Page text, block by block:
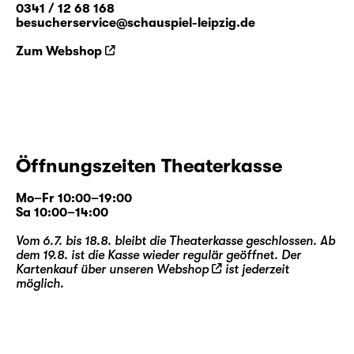
übernehmenFalk Rößler
Prüfbegehung der agra-
Landwirtschaftsausstellung 1981“.Hubert
Wild
Schauspiel Leipzig als Sänger und
und „Die Rättin“), zudem inszenierte er
„Cabaret“ und „Lazarus“. Die
Choreographin
0341 / 12 68 168
besucherservice@schauspiel-leipzig.de
Zum Webshop
Öffnungszeiten Theaterkasse
Mo–Fr 10:00–19:00
Sa 10:00–14:00
Vom 6.7. bis 18.8. bleibt die Theaterkasse geschlossen. Ab
dem 19.8. ist die Kasse wieder regulär geöffnet. Der
Kartenkauf über unseren Webshop
ist jederzeit
möglich.